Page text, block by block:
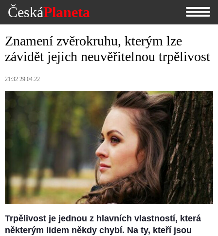
ČeskáPlaneta
Znamení zvěrokruhu, kterým lze
závidět jejich neuvěřitelnou trpělivost
21:32 29.04.22
Trpělivost je jednou z hlavních vlastností, která
některým lidem někdy chybí. Na ty, kteří jsou